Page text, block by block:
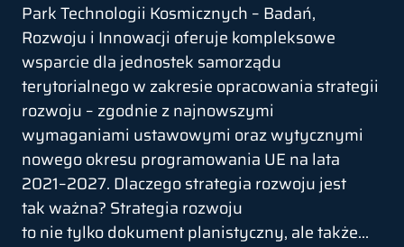
Park Technologii Kosmicznych – Badań,
Rozwoju i Innowacji oferuje kompleksowe
wsparcie dla jednostek samorządu
terytorialnego w zakresie opracowania strategii
rozwoju – zgodnie z najnowszymi
wymaganiami ustawowymi oraz wytycznymi
nowego okresu programowania UE na lata
2021–2027. Dlaczego strategia rozwoju jest
tak ważna? Strategia rozwoju
to nie tylko dokument planistyczny, ale także…